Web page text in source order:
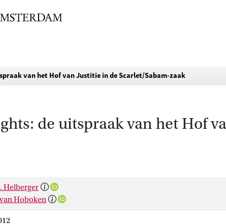
van het Hof van Justitie in de Scarlet/Sabam-zaak
de uitspraak van het Hof
Helberger
van Hoboken